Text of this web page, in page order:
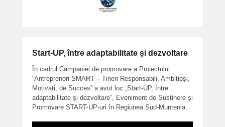
Start-UP, între adaptabilitate și dezvoltare
În cadrul Campaniei de promovare a Proiectului
“Antreprenori SMART – Tineri Responsabili, Ambițioși,
Motivați, de Succes” a avut loc „Start-UP, între
adaptabilitate și dezvoltare”, Eveniment de Susținere și
Promovare START-UP-uri în Regiunea Sud-Muntenia.